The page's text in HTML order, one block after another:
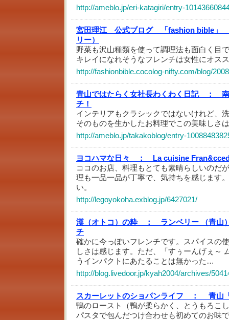
http://ameblo.jp/eri-katagiri/entry-
宮田理江 公式ブログ 「fashion bible」
リー）
野菜も沢山種類を使って調理法も面白く目
キレイになれそうなフレンチは女性にオス
http://fashionbible.cocolog-nifty.com/blog/
青山ではたらく女社長わくわく日記 ：
チ！
インテリアもクラシックではないけれど、
そのものを生かしたお料理でこの美味しさ
http://ameblo.jp/takakoblog/entry-
ヨコハマな日々 ：
La cuisine
ココのお店、料理もとても素晴らしいのだ
理も一品一品が丁寧で、気持ちを感じます
い。
http://legoyokoha.exblog.jp/6427021/
漢（オトコ）の粋 ：
ランベリー （青山
チ
確かに今っぽいフレンチです。スパイスの
しさは感じます。ただ、「すぅーんげぇ～
うインパクトにあたることは無かった…
http://blog.livedoor.jp/kyah2004/archives/
スカーレットのショパンライフ ：
青山
鴨のロースト（鴨が柔らかく、とうもろこ
パスタで包んだつけ合わせも初めてのお味